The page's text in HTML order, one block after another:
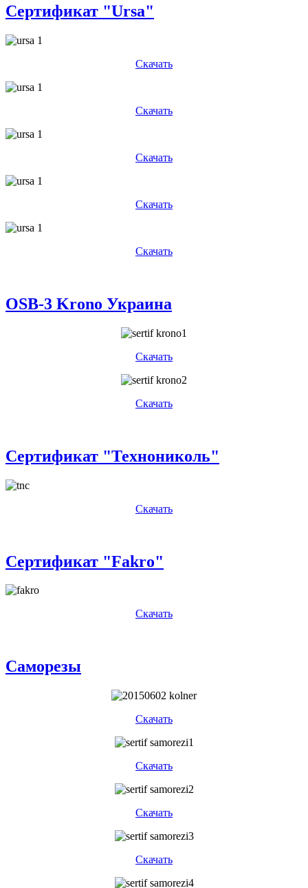
Сертификат "Ursa"
Скачать
Скачать
Скачать
Скачать
Скачать
OSB-3 Krono Украина
Скачать
Скачать
Сертификат "Технониколь"
Скачать
Сертификат "Fakro"
Скачать
Саморезы
Скачать
Скачать
Скачать
Скачать